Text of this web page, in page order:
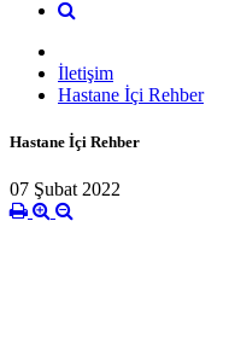
İletişim
Hastane İçi Rehber
Hastane İçi Rehber
07 Şubat 2022